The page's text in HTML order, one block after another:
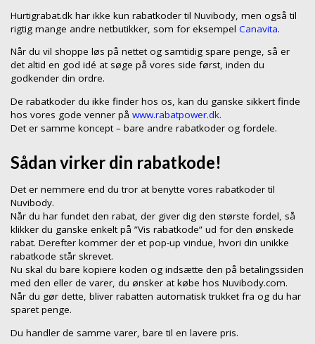
Hurtigrabat.dk har ikke kun rabatkoder til Nuvibody, men også til
rigtig mange andre netbutikker, som for eksempel Canavita.
Når du vil shoppe løs på nettet og samtidig spare penge, så er
det altid en god idé at søge på vores side først, inden du
godkender din ordre.
De rabatkoder du ikke finder hos os, kan du ganske sikkert finde
hos vores gode venner på www.rabatpower.dk.
Det er samme koncept – bare andre rabatkoder og fordele.
Sådan virker din rabatkode!
Det er nemmere end du tror at benytte vores rabatkoder til
Nuvibody.
Når du har fundet den rabat, der giver dig den største fordel, så
klikker du ganske enkelt på ”Vis rabatkode” ud for den ønskede
rabat. Derefter kommer der et pop-up vindue, hvori din unikke
rabatkode står skrevet.
Nu skal du bare kopiere koden og indsætte den på betalingssiden
med den eller de varer, du ønsker at købe hos Nuvibody.com.
Når du gør dette, bliver rabatten automatisk trukket fra og du har
sparet penge.
Du handler de samme varer, bare til en lavere pris.